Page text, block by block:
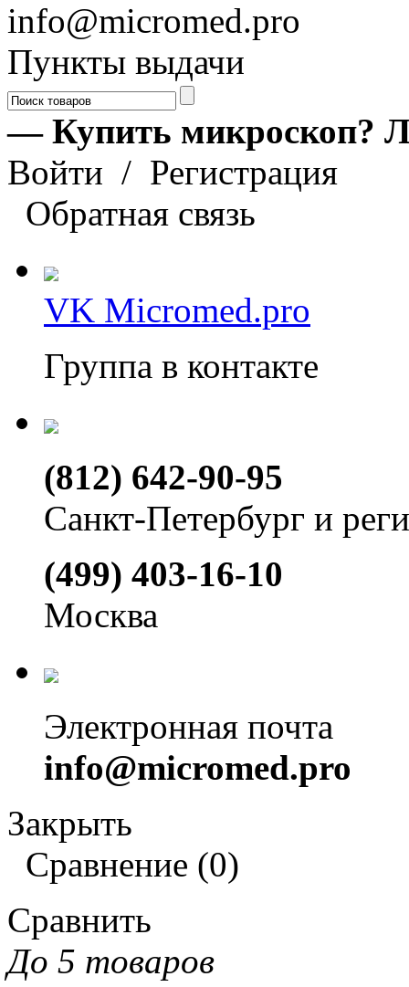
info@micromed.pro
Пункты выдачи
— Купить микроскоп?
Войти / Регистрация
Обратная связь
VK Micromed.pro
Группа в контакте
(812) 642-90-95
Санкт-Петербург и
(499) 403-16-10
Москва
Электронная почта
info@micromed.pro
Закрыть
Сравнение (0)
Сравнить
До 5 товаров